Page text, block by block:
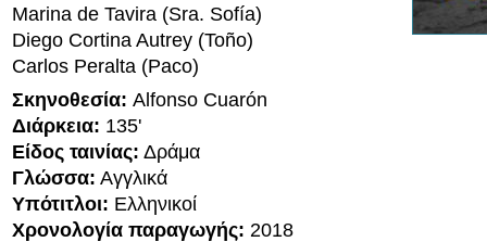
Marina de Tavira (Sra. Sofía)
Diego Cortina Autrey (Toño)
Carlos Peralta (Paco)
Σκηνοθεσία: Alfonso Cuarón
Διάρκεια: 135'
Είδος ταινίας: Δράμα
Γλώσσα: Αγγλικά
Υπότιτλοι: Ελληνικοί
Χρονολογία παραγωγής: 2018